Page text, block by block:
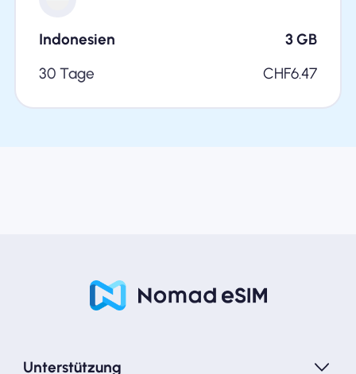
Indonesien 3 GB
30 Tage
CHF6.47
Unterstützung